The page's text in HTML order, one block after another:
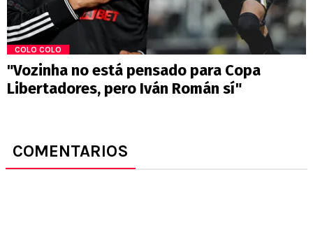
COLO COLO
"Vozinha no está pensado para Copa
Libertadores, pero Iván Román sí"
COMENTARIOS